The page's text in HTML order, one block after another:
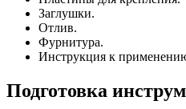
Заглушки.
Отлив.
Фурнитура.
Инструкция к
Подготовка